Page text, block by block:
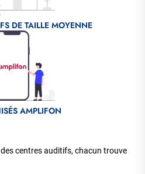
DE TAILLE MOYENNE
AMPLIFON
centres auditifs, chacun trouve